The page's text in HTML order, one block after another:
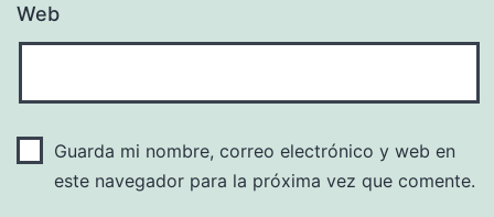
Web
Guarda mi nombre, correo electrónico y web en
este navegador para la próxima vez que comente.